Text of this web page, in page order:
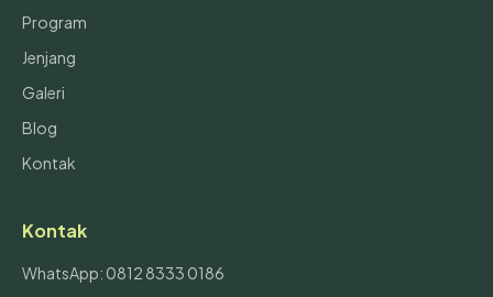
Program
Jenjang
Galeri
Blog
Kontak
Kontak
WhatsApp: 0812 8333 0186